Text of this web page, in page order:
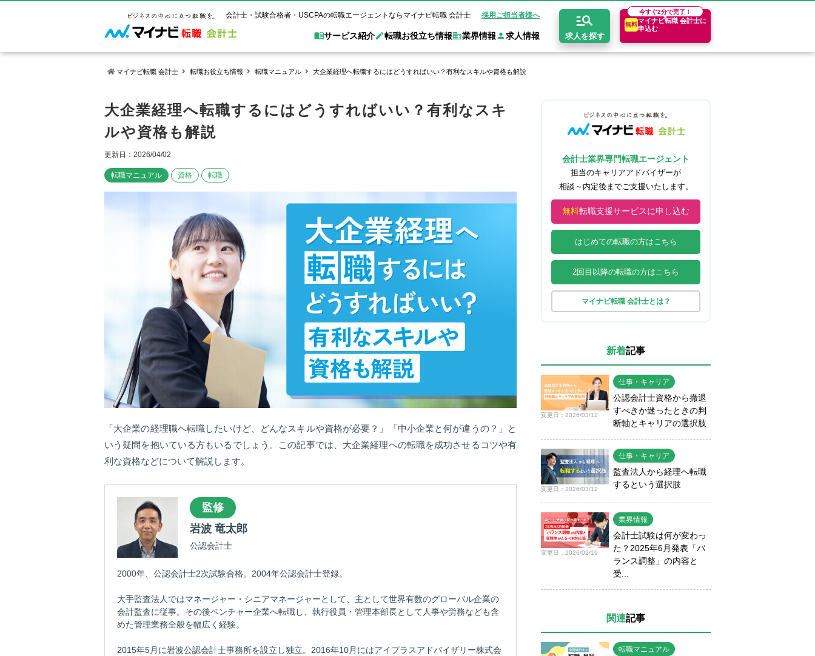
会計士・試験合格者・USCPAの転職エージェントならマイナビ転職 会計士 採用ご担当者様へ
求人を探す
今すぐ2分で完了！
無料
マイナビ転職 会計士に
申込む
サービス紹介
サービス紹介
マイナビ転職 会計士とは？ Web面談サービス
転職お役立ち情報
転職お役立ち情報
ご状況別転職ガイド
2回目以降の転職の方へ
転職活動お役立ちコンテンツ
年収診断
業界情報
業界情報
会計士試験情報
試験合格後の流れ
業界トピックス
コンサルティングファーム
事業会社
求人情報
求人情報
保有資格別求人情報
USCPA（米国公認会計士）
業界別求人情報
関東・首都圏
東海
マイナビ転職 会計士 転職お役立ち情報 転職マニュアル 大企業経理へ転職するにはどうすればいい？有利なスキルや資格も解説
大企業経理へ転職するにはどうすればいい？有利なスキ
ルや資格も解説
更新日：2026/04/02
転職マニュアル 資格 転職
「大企業の経理職へ転職したいけど、どんなスキルや資格が必要？」「中小企業と何が違うの？」と
いう疑問を抱いている方もいるでしょう。この記事では、大企業経理への転職を成功させるコツや有
利な資格などについて解説します。
監修
岩波 竜太郎
公認会計士
2000年、公認会計士2次試験合格。2004年公認会計士登録。
大手監査法人ではマネージャー・シニアマネージャーとして、主として世界有数のグローバル企業の
会計監査に従事。その後ベンチャー企業へ転職し、執行役員・管理本部長として人事や労務なども含
めた管理業務全般を幅広く経験。
2015年5月に岩波公認会計士事務所を設立し独立。2016年10月にはアイプラスアドバイザリー株式会
会計士業界専門転職エージェント
担当のキャリアアドバイザーが
相談～内定後までご支援いたします。
無料転職支援サービスに申し込む
はじめての転職の方はこちら
2回目以降の転職の方はこちら
マイナビ転職 会計士とは？
新着記事
変更日：2026/03/12
仕事・キャリア
公認会計士資格から撤退
すべきか迷ったときの判
断軸とキャリアの選択肢
変更日：2026/03/12
仕事・キャリア
監査法人から経理へ転職
するという選択肢
変更日：2026/02/19
業界情報
会計士試験は何が変わっ
た？2025年6月発表「バ
ランス調整」の内容と
受...
関連記事
転職マニュアル